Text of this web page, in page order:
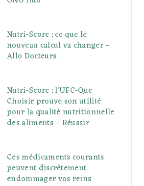
Nutri-Score : ce que le
nouveau calcul va changer –
Allo Docteurs
Nutri-Score : l’UFC-Que
Choisir prouve son utilité
pour la qualité nutritionnelle
des aliments – Réussir
Ces médicaments courants
peuvent discrètement
endommager vos reins